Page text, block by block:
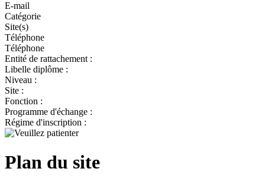
E-mail
Catégorie
Site(s)
Téléphone
Téléphone
Entité de rattachement :
Libelle diplôme :
Niveau :
Site :
Fonction :
Programme d'échange :
Régime d'inscription :
Plan du site